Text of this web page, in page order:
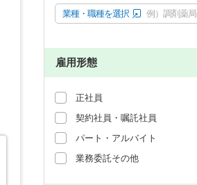
業種・職種を選択 例）調剤薬局
雇用形態
正社員
契約社員・嘱託社員
パート・アルバイト
業務委託その他